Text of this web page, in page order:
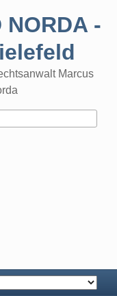
NORDA -
Marcus